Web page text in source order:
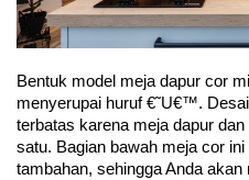
Bentuk model meja dapur cor
menyerupai huruf €˜U€™.
terbatas karena meja dapur
satu. Bagian bawah meja cor
tambahan, sehingga Anda